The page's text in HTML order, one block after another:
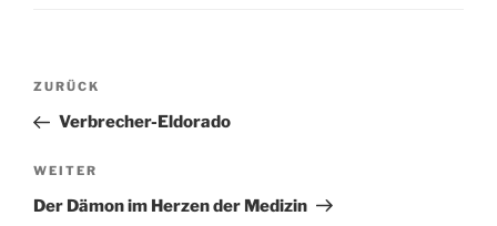
Beitragsnavigation
Vorheriger
Beitrag
ZURÜCK
Verbrecher-Eldorado
Nächster
Beitrag
WEITER
Der Dämon im Herzen der Medizin